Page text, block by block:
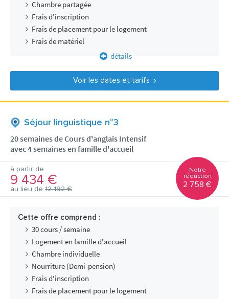
Chambre partagée
Frais d'inscription
Frais de placement pour le logement
Frais de matériel
détails
Voir les dates et tarifs
Séjour linguistique n°3
20 semaines de Cours d'anglais Intensif
avec 4 semaines en famille d'accueil
à partir de
9 434 €
au lieu de 12 192 €
Notre
réduction
2 758 €
Cette offre comprend :
30 cours / semaine
Logement en famille d'accueil
Chambre individuelle
Nourriture (Demi-pension)
Frais d'inscription
Frais de placement pour le logement